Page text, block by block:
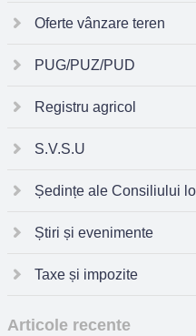
Oferte vânzare teren
PUG/PUZ/PUD
Registru agricol
S.V.S.U
Ședințe ale Consiliului
Știri și evenimente
Taxe și impozite
Articole recente